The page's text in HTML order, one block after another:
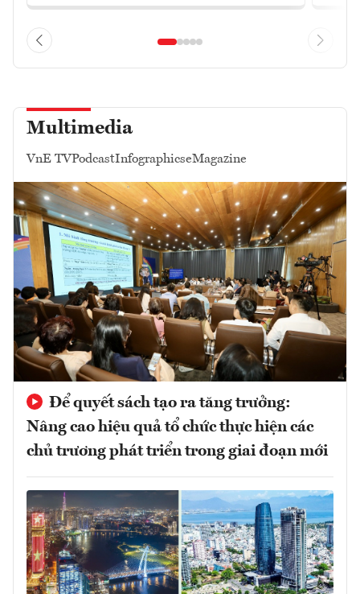
Multimedia
VnE TVPodcastInfographicseMagazine
Để quyết sách tạo ra tăng trưởng:
Nâng cao hiệu quả tổ chức thực hiện các
chủ trương phát triển trong giai đoạn mới